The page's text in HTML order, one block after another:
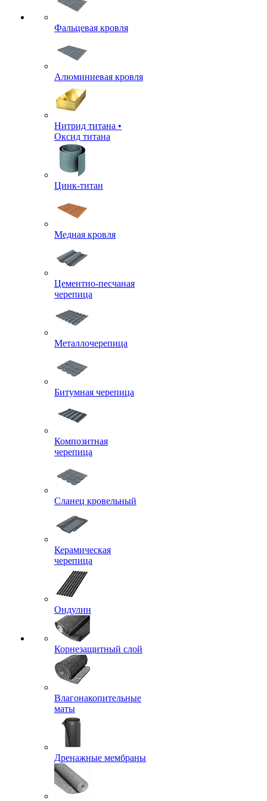
Фальцевая кровля
Алюминиевая кровля
Нитрид титана •
Оксид титана
Цинк-титан
Медная кровля
Цементно-песчаная
черепица
Металлочерепица
Битумная черепица
Композитная
черепица
Сланец кровельный
Керамическая
черепица
Ондулин
Корнезащитный слой
Влагонакопительные
маты
Дренажные мембраны